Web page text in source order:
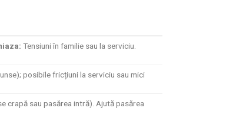
Tensiuni în familie sau la serviciu.
posibile fricțiuni la serviciu sau mici
crapă sau pasărea intră). Ajută pasărea